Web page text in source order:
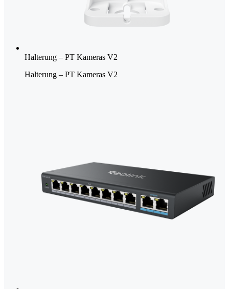
Halterung – PT Kameras V2
Halterung – PT Kameras V2